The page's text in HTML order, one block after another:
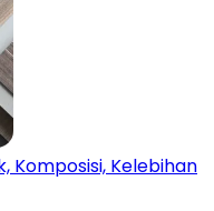
Komposisi, Kelebihan